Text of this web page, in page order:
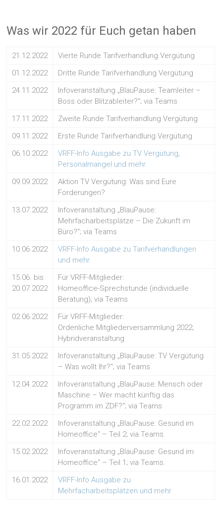
Was wir 2022 für Euch getan haben
21.12.2022
Vierte Runde Tarifverhandlung Vergütung
01.12.2022
Dritte Runde Tarifverhandlung Vergütung
24.11.2022
Infoveranstaltung „BlauPause: Teamleiter –
Boss oder Blitzableiter?“; via Teams
17.11.2022
Zweite Runde Tarifverhandlung Vergütung
09.11.2022
Erste Runde Tarifverhandlung Vergütung
06.10.2022
VRFF-Info Ausgabe zu TV Vergütung,
Personalmangel und mehr
09.09.2022
Aktion TV Vergütung: Was sind Eure
Forderungen?
13.07.2022
Infoveranstaltung „BlauPause:
Mehrfacharbeitsplätze – Die Zukunft im
Büro?“; via Teams
10.06.2022
VRFF-Info Ausgabe zu Tarifverhandlungen
und mehr
15.06. bis
20.07.2022
Für VRFF-Mitglieder:
Homeoffice-Sprechstunde (individuelle
Beratung); via Teams
02.06.2022
Für VRFF-Mitglieder:
Ordenliche Mitgliederversammlung 2022;
Hybridveranstaltung
31.05.2022
Infoveranstaltung „BlauPause: TV Vergütung
– Was wollt Ihr?“; via Teams
12.04.2022
Infoveranstaltung „BlauPause: Mensch oder
Maschine – Wer macht künftig das
Programm im ZDF?“; via Teams
22.02.2022
Infoveranstaltung „BlauPause: Gesund im
Homeoffice“ – Teil 2; via Teams.
15.02.2022
Infoveranstaltung „BlauPause: Gesund im
Homeoffice“ – Teil 1; via Teams.
16.01.2022
VRFF-Info Ausgabe zu
Mehrfacharbeitsplätzen und mehr